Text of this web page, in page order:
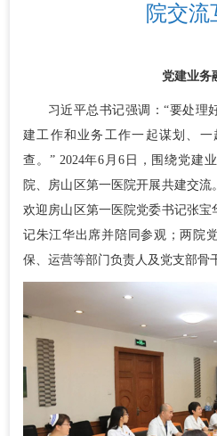
院交流
党建业务
习近平总书记强调：“要处理
建工作和业务工作一起谋划、
查。” 2024年6月6日，围绕党建
院、房山区第一医院开展共建交流
欢迎房山区第一医院党委书记张
记朱江华出席并陪同参观；两院
保、运营等部门负责人及党支部骨